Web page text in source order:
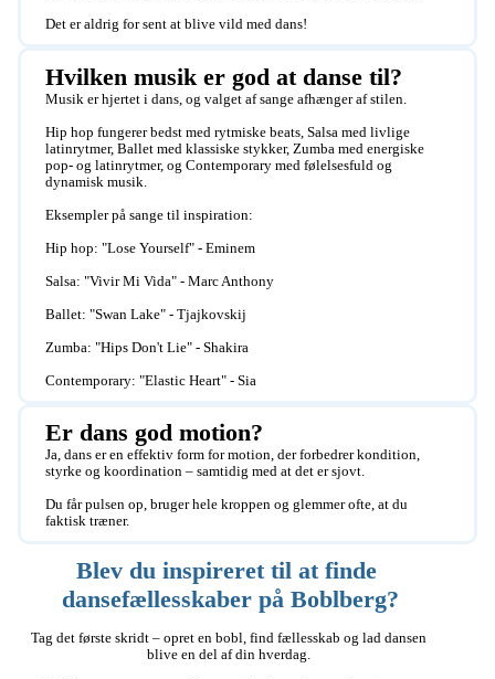
Det er aldrig for sent at blive vild med dans!
Hvilken musik er god at danse til?
Musik er hjertet i dans, og valget af sange afhænger af stilen.
Hip hop fungerer bedst med rytmiske beats, Salsa med livlige
latinrytmer, Ballet med klassiske stykker, Zumba med energiske
pop- og latinrytmer, og Contemporary med følelsesfuld og
dynamisk musik.
Eksempler på sange til inspiration:
Hip hop: "Lose Yourself" - Eminem
Salsa: "Vivir Mi Vida" - Marc Anthony
Ballet: "Swan Lake" - Tjajkovskij
Zumba: "Hips Don't Lie" - Shakira
Contemporary: "Elastic Heart" - Sia
Er dans god motion?
Ja, dans er en effektiv form for motion, der forbedrer kondition,
styrke og koordination – samtidig med at det er sjovt.
Du får pulsen op, bruger hele kroppen og glemmer ofte, at du
faktisk træner.
Blev du inspireret til at finde
dansefællesskaber på Boblberg?
Tag det første skridt – opret en bobl, find fællesskab og lad dansen
blive en del af din hverdag.